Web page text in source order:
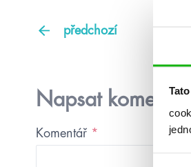
předchozí
Napsat komentář
Komentář *